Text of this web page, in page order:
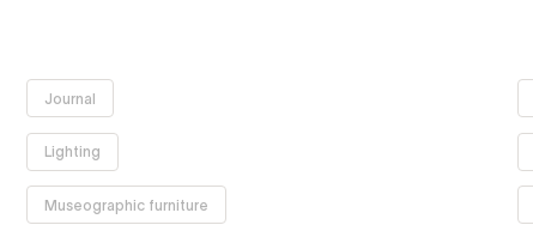
le filtre
Journal
Supprimer
le filtre
Lighting
le filtre
Museographic furniture